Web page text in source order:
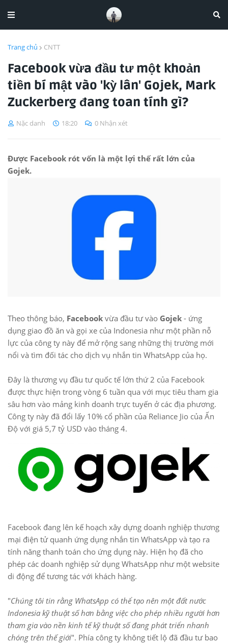
Trang chủ CNTT
Facebook vừa đầu tư một khoản
tiền bí mật vào 'kỳ lân' Gojek, Mark
Zuckerberg đang toan tính gì?
Nặc danh 18:20 0 Nhận xét
Được Facebook rót vốn là một lợi thế rất lớn của
Gojek.
Theo thông báo, Facebook vừa đầu tư vào Gojek - ứng
dụng giao đồ ăn và gọi xe của Indonesia như một phần nỗ
lực của công ty này để mở rộng sang những thị trường mới
nổi và tìm đối tác cho dịch vụ nhắn tin WhatsApp của họ.
Đây là thương vụ đầu tư quốc tế lớn thứ 2 của Facebook
được thực hiện trong vòng 6 tuần qua với mục tiêu tham gia
sâu hơn vào mảng kinh doanh trực tuyến ở các địa phương.
Công ty này đã đổi lấy 10% cổ phần của Reliance Jio của Ấn
Độ với giá 5,7 tỷ USD vào tháng 4.
Facebook đang lên kế hoạch xây dựng doanh nghiệp thương
mại điện tử quanh ứng dụng nhắn tin WhatsApp và tạo ra
tính năng thanh toán cho ứng dụng này. Hiện họ đã cho
phép các doanh nghiệp sử dụng WhatsApp như một website
di động để tương tác với khách hàng.
"Chúng tôi tin rằng WhatsApp có thể tạo nên một đất nước
Indonesia kỹ thuật số hơn bằng việc cho phép nhiều người hơn
tham gia vào nền kinh tế kỹ thuật số đang phát triển nhanh
chóng trên thế giới". Phía công ty không tiết lộ đã đầu tư bao